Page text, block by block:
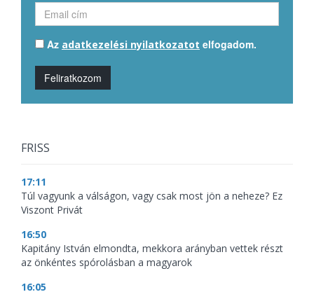
Az adatkezelési nyilatkozatot elfogadom.
Feliratkozom
FRISS
17:11
Túl vagyunk a válságon, vagy csak most jön a neheze? Ez
Viszont Privát
16:50
Kapitány István elmondta, mekkora arányban vettek részt
az önkéntes spórolásban a magyarok
16:05